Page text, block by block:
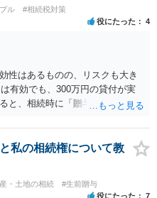
ル #相続税対策
役にたった 4
性はあるものの、リスクも大き
有効でも、300万円の貸付が実
と、相続時に「贈与」と評価さ
信託（家族信託・目的信託） 財
る友人や専門職）に管理させ、
優先充当 ・残余を友人や慈善団
く信託帰属になるため、子の関
命保険の組合せ 生活資金は手元
私の相続権について教
・土地の相続 #生前贈与
役にたった 7